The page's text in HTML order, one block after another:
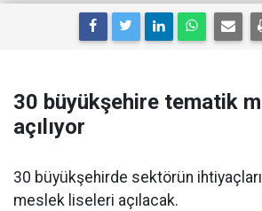
30 büyükşehire tematik
açılıyor
30 büyükşehirde sektörün
meslek liseleri açılacak.